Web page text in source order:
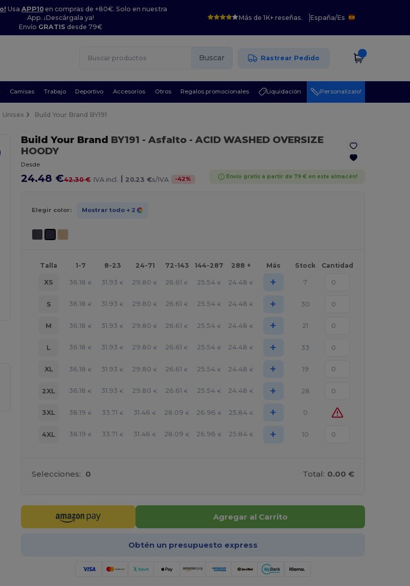
Usa APP10en compras de +80€. Solo en nuestra
App. ¡Descárgala ya!
Envío GRATIS desde 79€
Más de 1K+ reseñas. España/Es
Buscar Rastrear Pedido
Camisas Trabajo Deportivo Accesorios Otros Regalos promocionales Liquidación ¡Personalízalo!
Unisex Build Your Brand BY191
Build Your Brand BY191 - Asfalto- ACID WASHED OVERSIZE
HOODY
Desde
24.48 €42.30 € IVA incl. | 20.23 €s/IVA -42% Envío gratis a partir de 79 € en este almacén!
Elegir color: Mostrar todo + 2
Talla 1-7 8-23 24-71 72-143 144-287 288 + Más Stock Cantidad
XS 36.18 € 31.93 € 29.80 € 26.61 € 25.54 € 24.48 € + 7
S 36.18 € 31.93 € 29.80 € 26.61 € 25.54 € 24.48 € + 30
M 36.18 € 31.93 € 29.80 € 26.61 € 25.54 € 24.48 € + 21
L 36.18 € 31.93 € 29.80 € 26.61 € 25.54 € 24.48 € + 33
XL 36.18 € 31.93 € 29.80 € 26.61 € 25.54 € 24.48 € + 19
2XL 36.18 € 31.93 € 29.80 € 26.61 € 25.54 € 24.48 € + 28
3XL 38.19 € 33.71 € 31.46 € 28.09 € 26.96 € 25.84 € + 0
4XL 38.19 € 33.71 € 31.46 € 28.09 € 26.96 € 25.84 € + 10
Selecciones: 0 Total: 0.00 €
Agregar al Carrito
Obtén un presupuesto express